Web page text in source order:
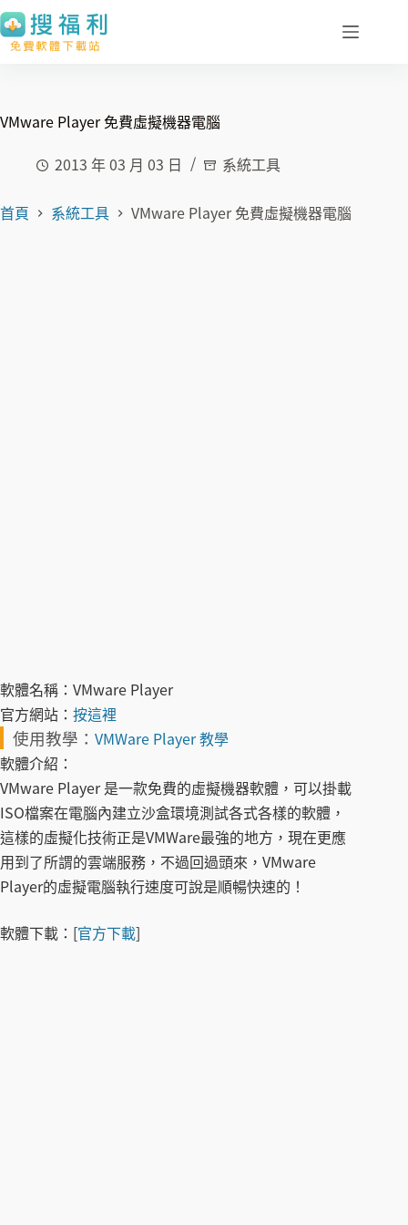
跳
至
容
VMware Player 免費虛擬機器電腦
2013 年 03 月 03 日
系統工具
首頁 系統工具 VMware Player 免費虛擬機器電腦
軟體名稱： VMware Player
官方網站： 按這裡
使用教學： VMWare Player 教學
軟體介紹：
VMware Player 是一款免費的虛擬機器軟體，可以掛載
ISO檔案在電腦內建立沙盒環境測試各式各樣的軟體，
這樣的虛擬化技術正是VMWare最強的地方，現在更應
用到了所謂的雲端服務，不過回過頭來，VMware
Player的虛擬電腦執行速度可說是順暢快速的！
軟體下載： [官方下載]